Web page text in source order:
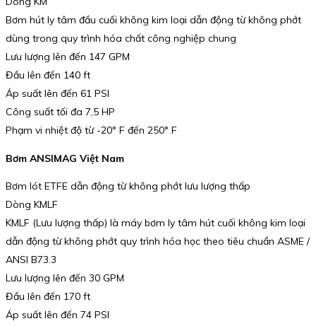
Bơm hút ly tâm đầu cuối không kim loại dẫn động từ không phớt
dùng trong quy trình hóa chất công nghiệp chung
Lưu lượng lên đến 147 GPM
Đầu lên đến 140 ft
Áp suất lên đến 61 PSI
Công suất tối đa 7,5 HP
Phạm vi nhiệt độ từ -20° F đến 250° F
Bơm ANSIMAG Việt Nam
Bơm lót ETFE dẫn động từ không phớt lưu lượng thấp
Dòng KMLF
KMLF (Lưu lượng thấp) là máy bơm ly tâm hút cuối không kim loại
dẫn động từ không phớt quy trình hóa học theo tiêu chuẩn ASME /
ANSI B73.3
Lưu lượng lên đến 30 GPM
Đầu lên đến 170 ft
Áp suất lên đến 74 PSI